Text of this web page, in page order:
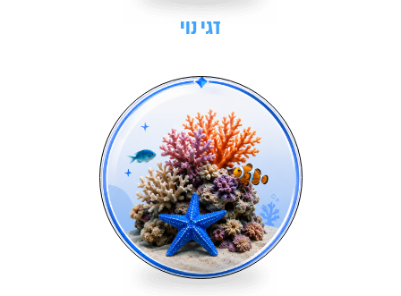
דגי נוי